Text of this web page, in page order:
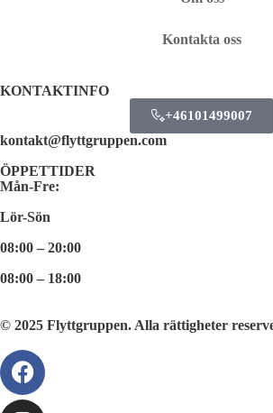
Kontakta oss
KONTAKTINFO
+46101499007
kontakt@flyttgruppen.com
ÖPPETTIDER
Mån-Fre:
Lör-Sön
08:00 – 20:00
08:00 – 18:00
© 2025 Flyttgruppen. Alla rättigheter